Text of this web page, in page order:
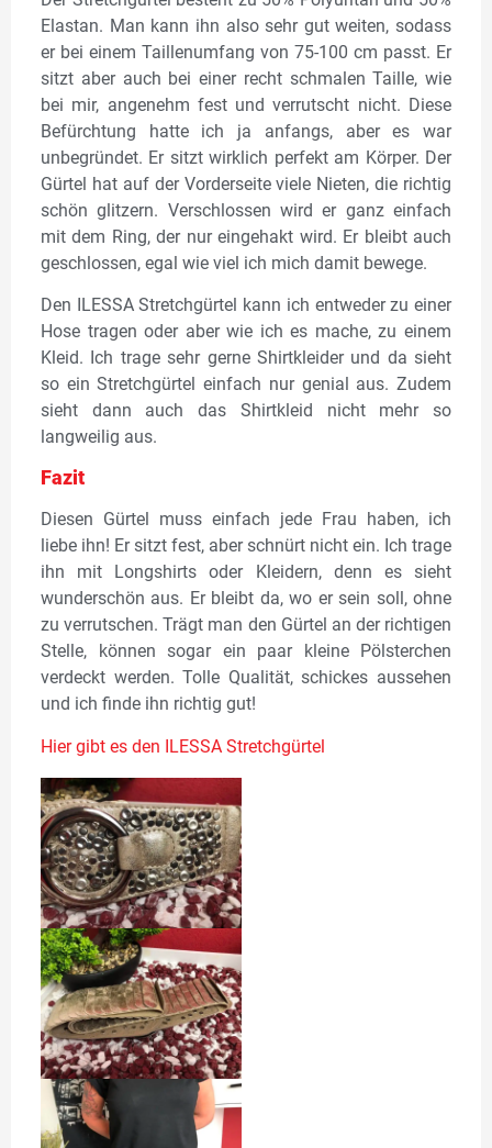
Elastan. Man kann ihn also sehr gut weiten, sodass
er bei einem Taillenumfang von 75-100 cm passt. Er
sitzt aber auch bei einer recht schmalen Taille, wie
bei mir, angenehm fest und verrutscht nicht. Diese
Befürchtung hatte ich ja anfangs, aber es war
unbegründet. Er sitzt wirklich perfekt am Körper. Der
Gürtel hat auf der Vorderseite viele Nieten, die richtig
schön glitzern. Verschlossen wird er ganz einfach
mit dem Ring, der nur eingehakt wird. Er bleibt auch
geschlossen, egal wie viel ich mich damit bewege.
Den ILESSA Stretchgürtel kann ich entweder zu einer
Hose tragen oder aber wie ich es mache, zu einem
Kleid. Ich trage sehr gerne Shirtkleider und da sieht
so ein Stretchgürtel einfach nur genial aus. Zudem
sieht dann auch das Shirtkleid nicht mehr so
langweilig aus.
Fazit
Diesen Gürtel muss einfach jede Frau haben, ich
liebe ihn! Er sitzt fest, aber schnürt nicht ein. Ich trage
ihn mit Longshirts oder Kleidern, denn es sieht
wunderschön aus. Er bleibt da, wo er sein soll, ohne
zu verrutschen. Trägt man den Gürtel an der richtigen
Stelle, können sogar ein paar kleine Pölsterchen
verdeckt werden. Tolle Qualität, schickes aussehen
und ich finde ihn richtig gut!
Hier gibt es den ILESSA Stretchgürtel